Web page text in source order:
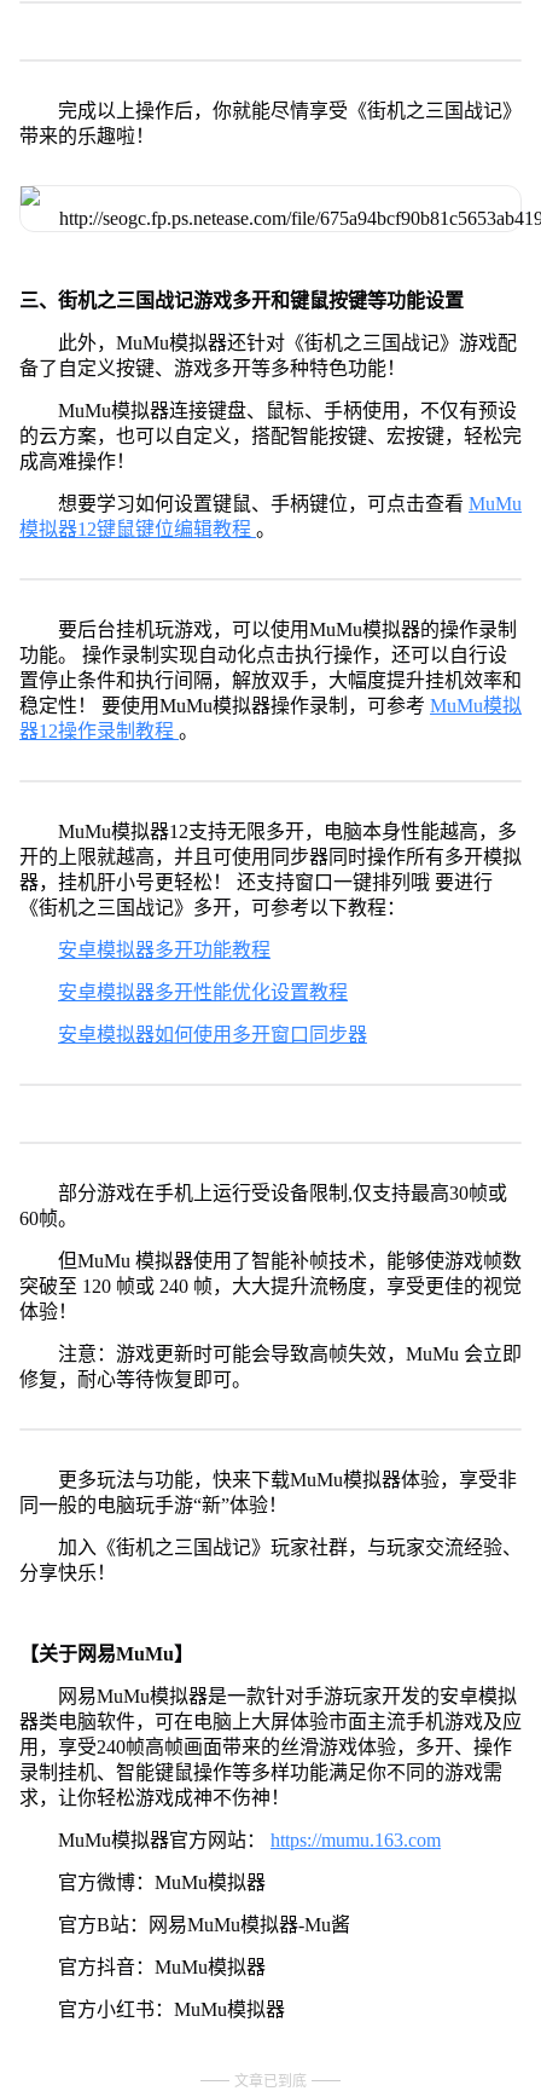
完成以上操作后，你就能尽情享受《街机之三国战记》
带来的乐趣啦！
三、街机之三国战记游戏多开和键鼠按键等功能设置
此外，MuMu模拟器还针对《街机之三国战记》游戏配
备了自定义按键、游戏多开等多种特色功能！
MuMu模拟器连接键盘、鼠标、手柄使用，不仅有预设
的云方案，也可以自定义，搭配智能按键、宏按键，轻松完
成高难操作！
想要学习如何设置键鼠、手柄键位，可点击查看 MuMu
模拟器12键鼠键位编辑教程 。
要后台挂机玩游戏，可以使用MuMu模拟器的操作录制
功能。 操作录制实现自动化点击执行操作，还可以自行设
置停止条件和执行间隔，解放双手，大幅度提升挂机效率和
稳定性！ 要使用MuMu模拟器操作录制，可参考 MuMu模拟
器12操作录制教程 。
MuMu模拟器12支持无限多开，电脑本身性能越高，多
开的上限就越高，并且可使用同步器同时操作所有多开模拟
器，挂机肝小号更轻松！ 还支持窗口一键排列哦 要进行
《街机之三国战记》多开，可参考以下教程：
安卓模拟器多开功能教程
安卓模拟器多开性能优化设置教程
安卓模拟器如何使用多开窗口同步器
部分游戏在手机上运行受设备限制,仅支持最高30帧或
60帧。
但MuMu 模拟器使用了智能补帧技术，能够使游戏帧数
突破至 120 帧或 240 帧，大大提升流畅度，享受更佳的视觉
体验！
注意：游戏更新时可能会导致高帧失效，MuMu 会立即
修复，耐心等待恢复即可。
更多玩法与功能，快来下载MuMu模拟器体验，享受非
同一般的电脑玩手游“新”体验！
加入《街机之三国战记》玩家社群，与玩家交流经验、
分享快乐！
【关于网易MuMu】
网易MuMu模拟器是一款针对手游玩家开发的安卓模拟
器类电脑软件，可在电脑上大屏体验市面主流手机游戏及应
用，享受240帧高帧画面带来的丝滑游戏体验，多开、操作
录制挂机、智能键鼠操作等多样功能满足你不同的游戏需
求，让你轻松游戏成神不伤神！
MuMu模拟器官方网站： https://mumu.163.com
官方微博：MuMu模拟器
官方B站：网易MuMu模拟器-Mu酱
官方抖音：MuMu模拟器
官方小红书：MuMu模拟器
文章已到底